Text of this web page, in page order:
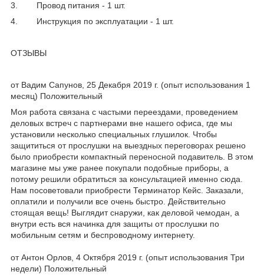
3. Провод питания - 1 шт.
4. Инструкция по эксплуатации - 1 шт.
ОТЗЫВЫ
от Вадим Сапунов, 25 Декабря 2019 г. (опыт использования 1
месяц) Положительный
Моя работа связана с частыми переездами, проведением
деловых встреч с партнерами вне нашего офиса, где мы
установили несколько специальных глушилок. Чтобы
защититься от прослушки на выездных переговорах решено
было приобрести компактный переносной подавитель. В этом
магазине мы уже ранее покупали подобные приборы, а
потому решили обратиться за консультацией именно сюда.
Нам посоветовали приобрести Терминатор Кейс. Заказали,
оплатили и получили все очень быстро. Действительно
стоящая вещь! Выглядит снаружи, как деловой чемодан, а
внутри есть вся начинка для защиты от прослушки по
мобильным сетям и беспроводному интернету.
от Антон Орлов, 4 Октября 2019 г. (опыт использования Три
недели) Положительный